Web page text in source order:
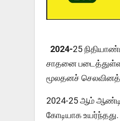
2024-25
சாதனை
மூலதனச்
2024-25 ஆம்
கோடியாக